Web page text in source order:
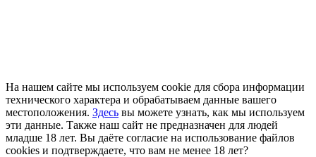
На нашем сайте мы используем cookie для сбора информации
технического характера и обрабатываем данные вашего
местоположения. Здесь вы можете узнать, как мы используем
эти данные. Также наш сайт не предназначен для людей
младше 18 лет. Вы даёте согласие на использование файлов
cookies и подтверждаете, что вам не менее 18 лет?